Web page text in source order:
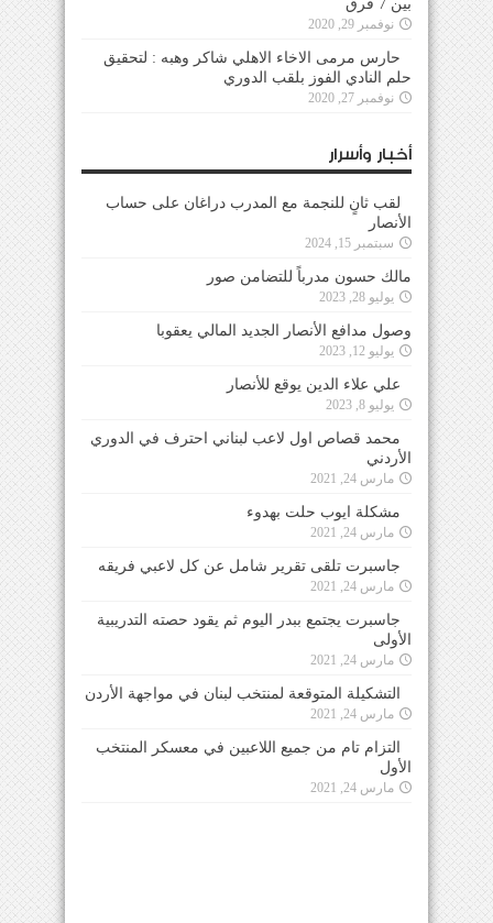
بين 7 فرق
نوفمبر 29, 2020
حارس مرمى الاخاء الاهلي شاكر وهبه : لتحقيق
حلم النادي الفوز بلقب الدوري
نوفمبر 27, 2020
أخبار وأسرار
لقب ثانٍ للنجمة مع المدرب دراغان على حساب
الأنصار
سبتمبر 15, 2024
مالك حسون مدرباً للتضامن صور
يوليو 28, 2023
وصول مدافع الأنصار الجديد المالي يعقوبا
يوليو 12, 2023
علي علاء الدين يوقع للأنصار
يوليو 8, 2023
محمد قصاص اول لاعب لبناني احترف في الدوري
الأردني
مارس 24, 2021
مشكلة ايوب حلت بهدوء
مارس 24, 2021
جاسبرت تلقى تقرير شامل عن كل لاعبي فريقه
مارس 24, 2021
جاسبرت يجتمع ببدر اليوم ثم يقود حصته التدريبية
الأولى
مارس 24, 2021
التشكيلة المتوقعة لمنتخب لبنان في مواجهة الأردن
مارس 24, 2021
التزام تام من جميع اللاعبين في معسكر المنتخب
الأول
مارس 24, 2021